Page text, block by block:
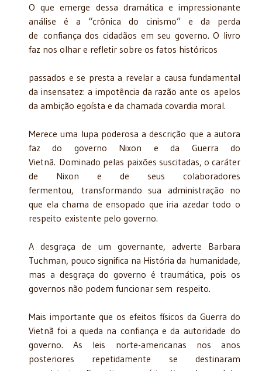
O que emerge dessa dramática e impressionante
análise é a “crônica do cinismo” e da perda
de confiança dos cidadãos em seu governo. O livro
faz nos olhar e refletir sobre os fatos históricos
passados e se presta a revelar a causa fundamental
da insensatez: a impotência da razão ante os apelos
da ambição egoísta e da chamada covardia moral.
Merece uma lupa poderosa a descrição que a autora
faz do governo Nixon e da Guerra do
Vietnã. Dominado pelas paixões suscitadas, o caráter
de Nixon e de seus colaboradores
fermentou, transformando sua administração no
que ela chama de ensopado que iria azedar todo o
respeito existente pelo governo.
A desgraça de um governante, adverte Barbara
Tuchman, pouco significa na História da humanidade,
mas a desgraça do governo é traumática, pois os
governos não podem funcionar sem respeito.
Mais importante que os efeitos físicos da Guerra do
Vietnã foi a queda na confiança e da autoridade do
governo. As leis norte-americanas nos anos
posteriores repetidamente se destinaram